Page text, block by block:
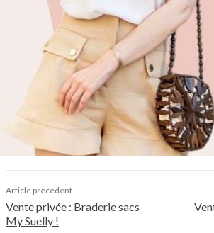
Article précédent
Vente privée : Braderie sacs
My Suelly !